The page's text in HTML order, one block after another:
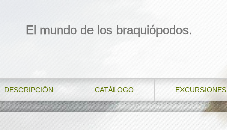
El mundo de los braquiópodos.
DESCRIPCIÓN CATÁLOGO EXCURSIONES